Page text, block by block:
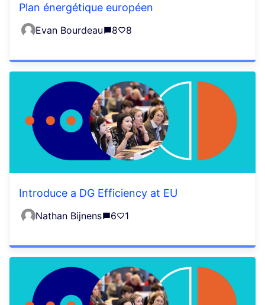
Plan énergétique européen
Evan Bourdeau 8 8
Introduce a DG Efficiency at EU
Nathan Bijnens 6 1